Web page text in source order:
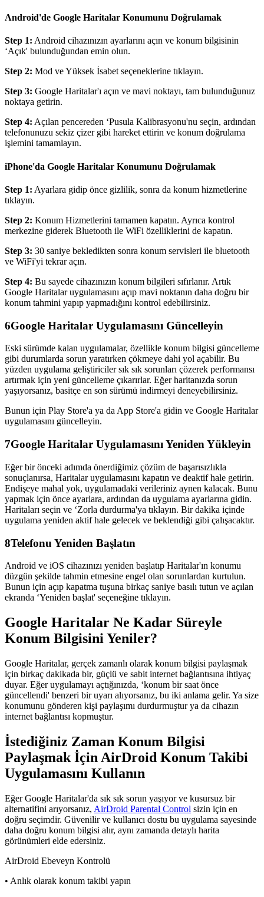
Android'de Google Haritalar Konumunu Doğrulamak
Step 1: Android cihazınızın ayarlarını açın ve konum bilgisinin
‘Açık' bulunduğundan emin olun.
Step 2: Mod ve Yüksek İsabet seçeneklerine tıklayın.
Step 3: Google Haritalar'ı açın ve mavi noktayı, tam bulunduğunuz
noktaya getirin.
Step 4: Açılan pencereden ‘Pusula Kalibrasyonu'nu seçin, ardından
telefonunuzu sekiz çizer gibi hareket ettirin ve konum doğrulama
işlemini tamamlayın.
iPhone'da Google Haritalar Konumunu Doğrulamak
Step 1: Ayarlara gidip önce gizlilik, sonra da konum hizmetlerine
tıklayın.
Step 2: Konum Hizmetlerini tamamen kapatın. Ayrıca kontrol
merkezine giderek Bluetooth ile WiFi özelliklerini de kapatın.
Step 3: 30 saniye bekledikten sonra konum servisleri ile bluetooth
ve WiFi'yi tekrar açın.
Step 4: Bu sayede cihazınızın konum bilgileri sıfırlanır. Artık
Google Haritalar uygulamasını açıp mavi noktanın daha doğru bir
konum tahmini yapıp yapmadığını kontrol edebilirsiniz.
6Google Haritalar Uygulamasını Güncelleyin
Eski sürümde kalan uygulamalar, özellikle konum bilgisi güncelleme
gibi durumlarda sorun yaratırken çökmeye dahi yol açabilir. Bu
yüzden uygulama geliştiriciler sık sık sorunları çözerek performansı
artırmak için yeni güncelleme çıkarırlar. Eğer haritanızda sorun
yaşıyorsanız, basitçe en son sürümü indirmeyi deneyebilirsiniz.
Bunun için Play Store'a ya da App Store'a gidin ve Google Haritalar
uygulamasını güncelleyin.
7Google Haritalar Uygulamasını Yeniden Yükleyin
Eğer bir önceki adımda önerdiğimiz çözüm de başarısızlıkla
sonuçlanırsa, Haritalar uygulamasını kapatın ve deaktif hale getirin.
Endişeye mahal yok, uygulamadaki verileriniz aynen kalacak. Bunu
yapmak için önce ayarlara, ardından da uygulama ayarlarına gidin.
Haritaları seçin ve ‘Zorla durdurma'ya tıklayın. Bir dakika içinde
uygulama yeniden aktif hale gelecek ve beklendiği gibi çalışacaktır.
8Telefonu Yeniden Başlatın
Android ve iOS cihazınızı yeniden başlatıp Haritalar'ın konumu
düzgün şekilde tahmin etmesine engel olan sorunlardan kurtulun.
Bunun için açıp kapatma tuşuna birkaç saniye basılı tutun ve açılan
ekranda ‘Yeniden başlat' seçeneğine tıklayın.
Google Haritalar Ne Kadar Süreyle
Konum Bilgisini Yeniler?
Google Haritalar, gerçek zamanlı olarak konum bilgisi paylaşmak
için birkaç dakikada bir, güçlü ve sabit internet bağlantısına ihtiyaç
duyar. Eğer uygulamayı açtığınızda, ‘konum bir saat önce
güncellendi' benzeri bir uyarı alıyorsanız, bu iki anlama gelir. Ya size
konumunu gönderen kişi paylaşımı durdurmuştur ya da cihazın
internet bağlantısı kopmuştur.
İstediğiniz Zaman Konum Bilgisi
Paylaşmak İçin AirDroid Konum Takibi
Uygulamasını Kullanın
Eğer Google Haritalar'da sık sık sorun yaşıyor ve kusursuz bir
alternatifini arıyorsanız, AirDroid Parental Control sizin için en
doğru seçimdir. Güvenilir ve kullanıcı dostu bu uygulama sayesinde
daha doğru konum bilgisi alır, aynı zamanda detaylı harita
görünümleri elde edersiniz.
AirDroid Ebeveyn Kontrolü
• Anlık olarak konum takibi yapın